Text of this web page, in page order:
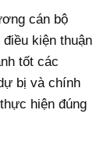
cán bộ
điều kiện thuận
tốt các
bị và chính
hiện đúng